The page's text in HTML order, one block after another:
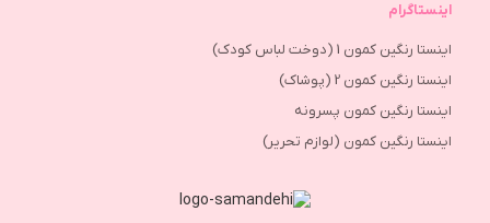
اینستاگرام
اینستا رنگین کمون 1 (دوخت لباس کودک)
اینستا رنگین کمون 2 (پوشاک)
اینستا رنگین کمون پسرونه
اینستا رنگین کمون (لوازم تحریر)